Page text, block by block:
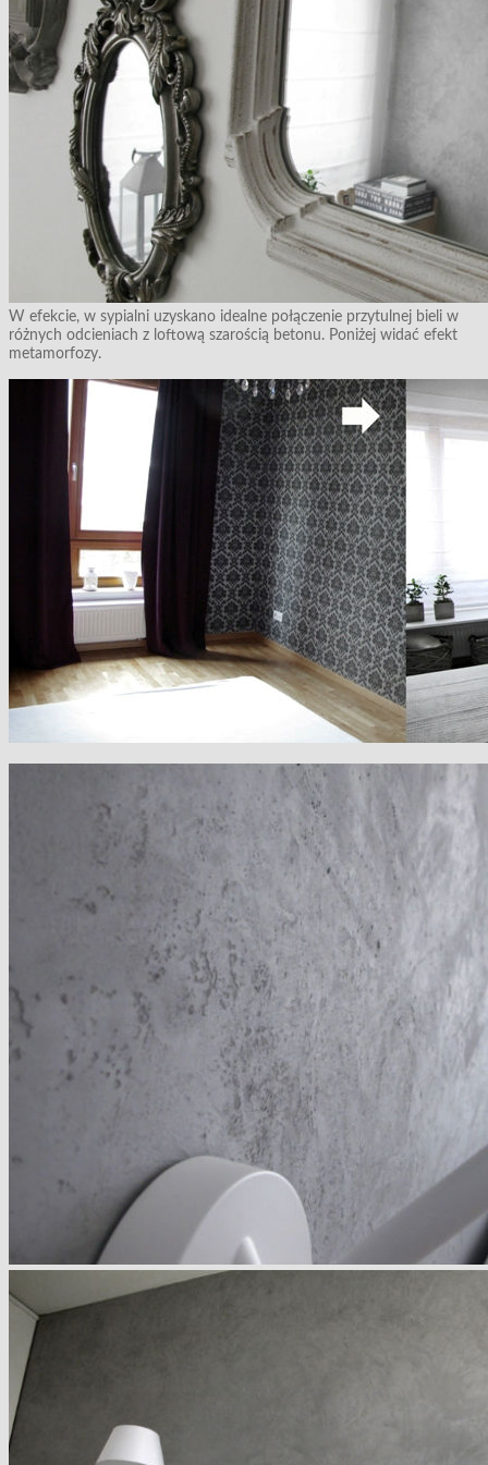
W efekcie, w sypialni uzyskano idealne połączenie przytulnej bieli w
różnych odcieniach z loftową szarością betonu. Poniżej widać efekt
metamorfozy.